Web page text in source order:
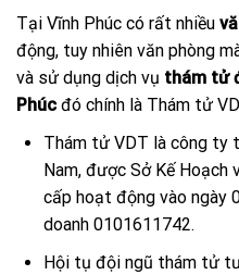
Tại Vĩnh Phúc có rất nhiều
động, tuy nhiên văn phòng
và sử dụng dịch vụ thám tử
Phúc đó chính là Thám tử
Thám tử VDT là công ty
Nam, được Sở Kế Hoạch
cấp hoạt động vào ngày
doanh 0101611742.
Hội tụ đội ngũ thám tử